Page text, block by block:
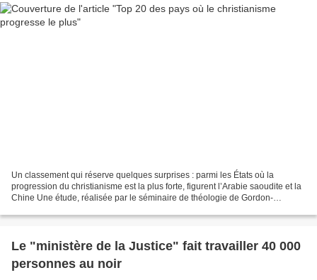
Un classement qui réserve quelques surprises : parmi les États où la
progression du christianisme est la plus forte, figurent l’Arabie saoudite et la
Chine Une étude, réalisée par le séminaire de théologie de Gordon-
Le "ministère de la Justice" fait travailler 40 000
personnes au noir